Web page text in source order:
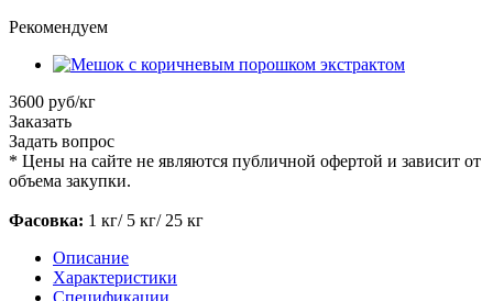
Рекомендуем
3600 руб/кг
Заказать
Задать вопрос
* Цены на сайте не являются публичной офертой и зависит от
объема закупки.
Фасовка: 1 кг/ 5 кг/ 25 кг
Описание
Характеристики
Спецификации